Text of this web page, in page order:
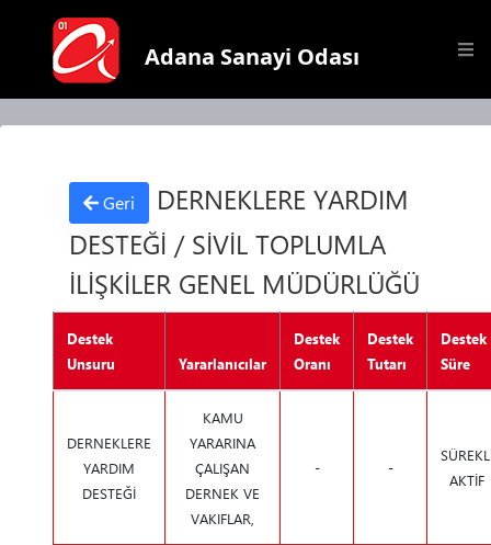
Adana Sanayi Odası
Geri
DERNEKLERE YARDIM
DESTEĞİ / SİVİL TOPLUMLA
İLİŞKİLER GENEL MÜDÜRLÜĞÜ
Destek
Unsuru
Yararlanıcılar
Destek
Oranı
Destek
Tutarı
Destek
Süre
DERNEKLERE
YARDIM
DESTEĞİ
KAMU
YARARINA
ÇALIŞAN
DERNEK VE
VAKIFLAR,
- -
AKTİF